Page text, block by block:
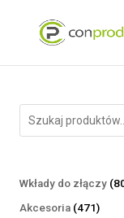
Wkłady do złączy
Akcesoria 471471